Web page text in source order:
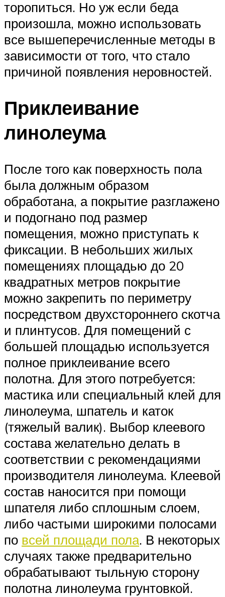
торопиться. Но уж если беда
произошла, можно использовать
все вышеперечисленные методы в
зависимости от того, что стало
причиной появления неровностей.
Приклеивание
линолеума
После того как поверхность пола
была должным образом
обработана, а покрытие разглажено
и подогнано под размер
помещения, можно приступать к
фиксации. В небольших жилых
помещениях площадью до 20
квадратных метров покрытие
можно закрепить по периметру
посредством двухстороннего скотча
и плинтусов. Для помещений с
большей площадью используется
полное приклеивание всего
полотна. Для этого потребуется:
мастика или специальный клей для
линолеума, шпатель и каток
(тяжелый валик). Выбор клеевого
состава желательно делать в
соответствии с рекомендациями
производителя линолеума. Клеевой
состав наносится при помощи
шпателя либо сплошным слоем,
либо частыми широкими полосами
по всей площади пола. В некоторых
случаях также предварительно
обрабатывают тыльную сторону
полотна линолеума грунтовкой.